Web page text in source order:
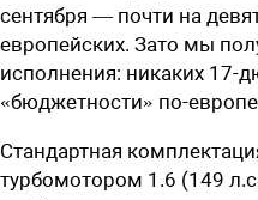
сентября — почти на
европейских. Зато мы
исполнения: никаких 17-
«бюджетности» по-
Стандартная
турбомотором 1.6 (149